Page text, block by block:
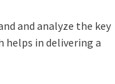
and analyze the key
helps in delivering a